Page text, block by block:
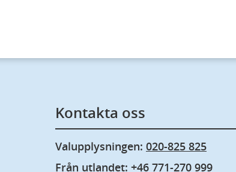
Kontakta oss
Valupplysningen: 020-825 825
Från utlandet: +46 771-270 999